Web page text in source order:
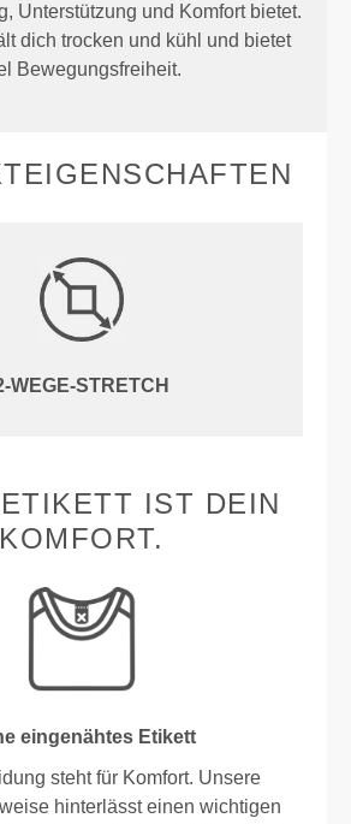
Unterstützung und Komfort bietet.
dich trocken und kühl und bietet
Bewegungsfreiheit.
WEGE-STRETCH
IST DEIN
KOMFORT.
eingenähtes Etikett
steht für Komfort. Unsere
hinterlässt einen wichtigen